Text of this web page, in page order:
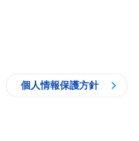
個人情報保護方針